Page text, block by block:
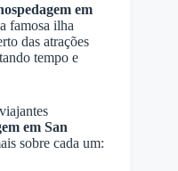
em
famosa ilha
das atrações
tempo e
em San
sobre cada um: